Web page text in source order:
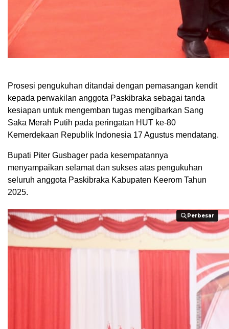
Prosesi pengukuhan ditandai dengan pemasangan kendit
kepada perwakilan anggota Paskibraka sebagai tanda
kesiapan untuk mengemban tugas mengibarkan Sang
Saka Merah Putih pada peringatan HUT ke-80
Kemerdekaan Republik Indonesia 17 Agustus mendatang.
Bupati Piter Gusbager pada kesempatannya
menyampaikan selamat dan sukses atas pengukuhan
seluruh anggota Paskibraka Kabupaten Keerom Tahun
2025.
Perbesar
Perbesar